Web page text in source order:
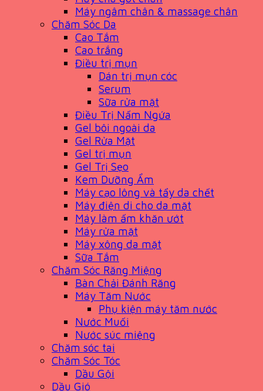
Máy ngâm chân & massage chân
Chăm Sóc Da
Cao Tắm
Cao trắng
Điều trị mụn
Dán trị mụn cóc
Serum
Sữa rửa mặt
Điều Trị Nấm Ngứa
Gel bôi ngoài da
Gel Rửa Mặt
Gel trị mụn
Gel Trị Sẹo
Kem Dưỡng Ẩm
Máy cạo lông và tẩy da chết
Máy điện di cho da mặt
Máy làm ấm khăn ướt
Máy rửa mặt
Máy xông da mặt
Sữa Tắm
Chăm Sóc Răng Miệng
Bàn Chải Đánh Răng
Máy Tăm Nước
Phụ kiện máy tăm nước
Nước Muối
Nước súc miệng
Chăm sóc tai
Chăm Sóc Tóc
Dầu Gội
Dầu Gió